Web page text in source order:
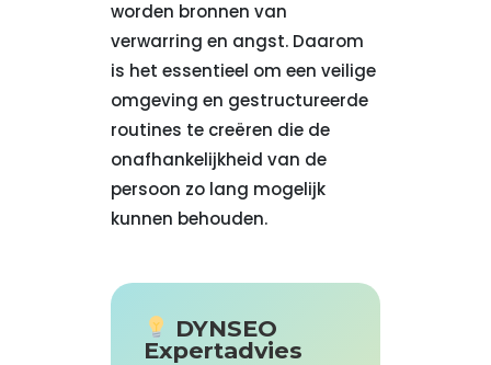
worden bronnen van
verwarring en angst. Daarom
is het essentieel om een veilige
omgeving en gestructureerde
routines te creëren die de
onafhankelijkheid van de
persoon zo lang mogelijk
kunnen behouden.
DYNSEO
Expertadvies